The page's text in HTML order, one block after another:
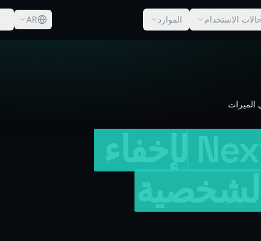
حالات الاستخدام الموارد AR
الميزات